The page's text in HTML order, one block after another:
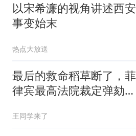
以宋希濂的视角讲述西安
事变始末
热点大放送
最后的救命稻草断了，菲
律宾最高法院裁定弹劾合
王同学来了